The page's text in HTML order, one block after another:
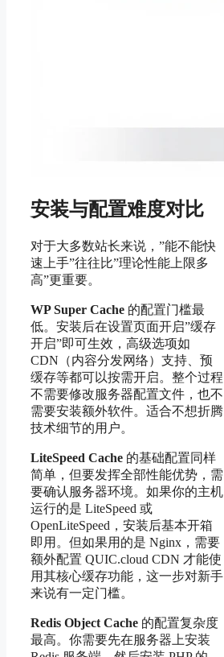
安装与配置难度对比
对于大多数站长来说，”能不能快
速上手”往往比”理论性能上限多
高”更重要。
WP Super Cache 的配置门槛最
低。安装后在设置页面开启”缓存
开启”即可生效，高级选项如
CDN（内容分发网络）支持、预
缓存等都可以按需开启。整个过程
不需要修改服务器配置文件，也不
需要安装额外软件。适合不想折腾
技术细节的用户。
LiteSpeed Cache 的基础配置同样
简单，但要发挥全部性能优势，需
要确认服务器环境。如果你的主机
运行的是 LiteSpeed 或
OpenLiteSpeed，安装后基本开箱
即用。但如果用的是 Nginx，需要
额外配置 QUIC.cloud CDN 才能使
用其核心缓存功能，这一步对新手
来说有一定门槛。
Redis Object Cache 的配置复杂度
最高。你需要先在服务器上安装